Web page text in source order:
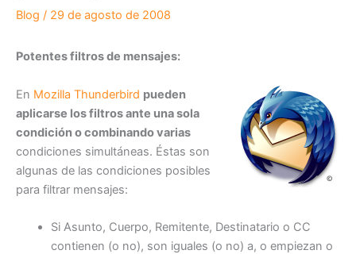
Blog / 29 de agosto de 2008
Potentes filtros de mensajes:
En Mozilla Thunderbird pueden
aplicarse los filtros ante una sola
condición o combinando varias
condiciones simultáneas. Éstas son
algunas de las condiciones posibles
para filtrar mensajes:
Si Asunto, Cuerpo, Remitente, Destinatario o CC
contienen (o no), son iguales (o no) a, o empiezan o